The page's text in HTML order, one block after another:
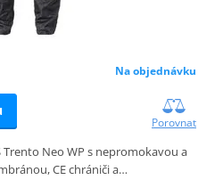
Na objednávku
Porovnat
Neo WP s nepromokavou a
CE chrániči a…